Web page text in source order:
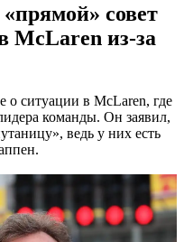
совет
McLaren из-за
о ситуации в McLaren, где
команды. Он заявил,
ведь у них есть